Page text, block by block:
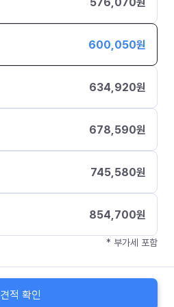
600,050원
634,920원
678,590원
745,580원
854,700원
* 부가세 포함
견적 확인